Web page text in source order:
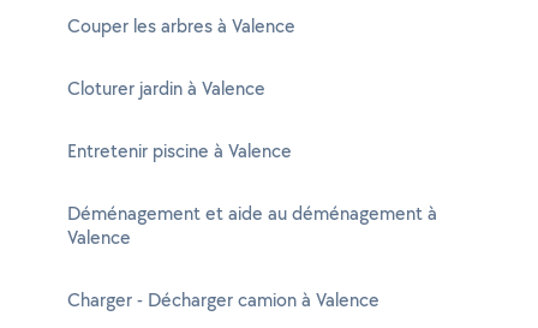
Couper les arbres à Valence
Cloturer jardin à Valence
Entretenir piscine à Valence
Déménagement et aide au déménagement à
Valence
Charger - Décharger camion à Valence